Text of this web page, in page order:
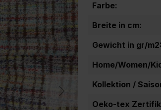
Farbe:
Breite in cm:
Gewicht in gr/m2:
Home/Women/
Kollektion /
Oeko-tex